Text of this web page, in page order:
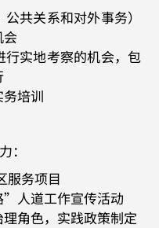
共关系和对外事务）
会
实地考察的机会，包
培训
：
服务项目
人道工作宣传活动
角色，实践政策制定